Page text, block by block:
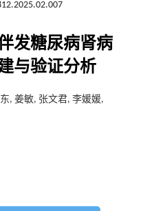
发糖尿病肾病
与验证分析
, 姜敏, 张文君, 李媛媛,